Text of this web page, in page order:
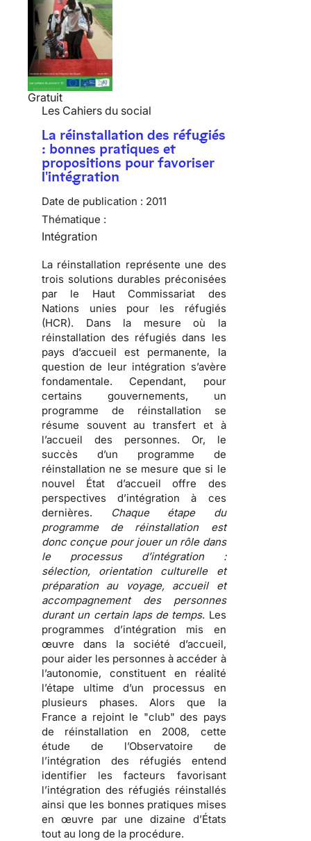
Gratuit
Les Cahiers du social
La réinstallation des réfugiés
: bonnes pratiques et
propositions pour favoriser
l'intégration
Date de publication : 2011
Thématique :
Intégration
La réinstallation représente une des
trois solutions durables préconisées
par le Haut Commissariat des
Nations unies pour les réfugiés
(HCR). Dans la mesure où la
réinstallation des réfugiés dans les
pays d’accueil est permanente, la
question de leur intégration s’avère
fondamentale. Cependant, pour
certains gouvernements, un
programme de réinstallation se
résume souvent au transfert et à
l’accueil des personnes. Or, le
succès d’un programme de
réinstallation ne se mesure que si le
nouvel État d’accueil offre des
perspectives d’intégration à ces
dernières.
Chaque étape du
programme de réinstallation est
donc conçue pour jouer un rôle dans
le processus d’intégration :
sélection, orientation culturelle et
préparation au voyage, accueil et
accompagnement des personnes
durant un certain laps de temps. Les
programmes d’intégration mis en
œuvre dans la société d’accueil,
pour aider les personnes à accéder à
l’autonomie, constituent en réalité
l’étape ultime d’un processus en
plusieurs phases. Alors que la
France a rejoint le "club" des pays
de réinstallation en 2008, cette
étude de l’Observatoire de
l’intégration des réfugiés entend
identifier les facteurs favorisant
l’intégration des réfugiés réinstallés
ainsi que les bonnes pratiques mises
en œuvre par une dizaine d’États
tout au long de la procédure.